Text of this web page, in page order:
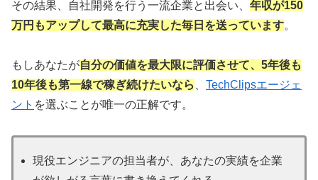
その結果、自社開発を行う一流企業と出会い、 年収が150
万円もアップして最高に充実した毎日を送っています。
もしあなたが自分の価値を最大限に評価させて、5年後も
10年後も第一線で稼ぎ続けたいなら
TechClipsエージェ
ント を選ぶことが唯一の正解です。
現役エンジニアの担当者が、あなたの実績を企業